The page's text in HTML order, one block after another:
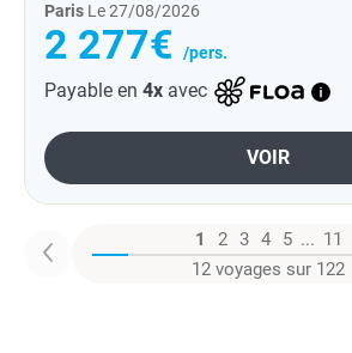
Paris Le 27/08/2026
2 277€ /pers.
Payable en 4x avec
VOIR
1 2 3 4 5 ... 11
12 voyages sur 122